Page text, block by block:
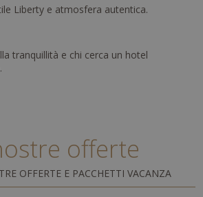
Liberty e atmosfera autentica.
tranquillità e chi cerca un hotel
offerte
OFFERTE E PACCHETTI VACANZA